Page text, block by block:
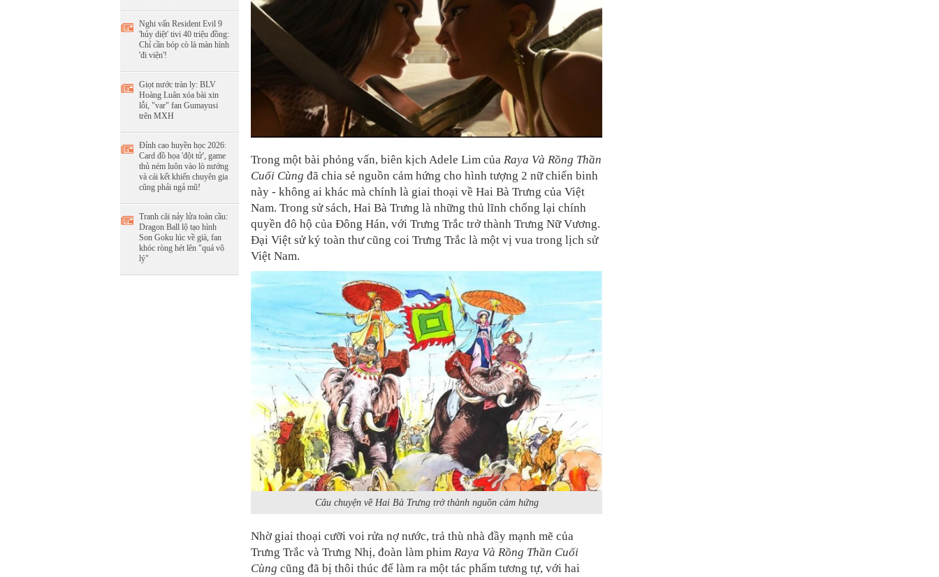
Nghi vấn Resident Evil 9
'hủy diệt' tivi 40 triệu đồng:
Chỉ cần bóp cò là màn hình
'đi viện'!
Giọt nước tràn ly: BLV
Hoàng Luân xóa bài xin
lỗi, "var" fan Gumayusi
trên MXH
Đỉnh cao huyền học 2026:
Card đồ họa 'đột tử', game
thủ ném luôn vào lò nướng
và cái kết khiến chuyên gia
cũng phải ngả mũ!
Tranh cãi nảy lửa toàn cầu:
Dragon Ball lộ tạo hình
Son Goku lúc về già, fan
khóc ròng hét lên "quá vô
lý"
Trong một bài phỏng vấn, biên kịch Adele Lim của Raya Và Rồng Thần
Cuối Cùng đã chia sẻ nguồn cảm hứng cho hình tượng 2 nữ chiến binh
này - không ai khác mà chính là giai thoại về Hai Bà Trưng của Việt
Nam. Trong sử sách, Hai Bà Trưng là những thủ lĩnh chống lại chính
quyền đô hộ của Đông Hán, với Trưng Trắc trở thành Trưng Nữ Vương.
Đại Việt sử ký toàn thư cũng coi Trưng Trắc là một vị vua trong lịch sử
Việt Nam.
Câu chuyện về Hai Bà Trưng trở thành nguồn cảm hứng
Nhờ giai thoại cưỡi voi rửa nợ nước, trả thù nhà đầy mạnh mẽ của
Trưng Trắc và Trưng Nhị, đoàn làm phim Raya Và Rồng Thần Cuối
Cùng cũng đã bị thôi thúc để làm ra một tác phẩm tương tự, với hai